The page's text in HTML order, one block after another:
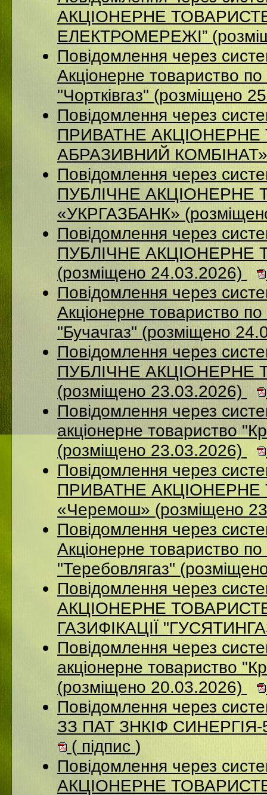
АКЦІОНЕРНЕ
ЕЛЕКТРОМЕРЕЖІ”
Повідомлення через
Акціонерне товариство по
"Чортківгаз" (розміщено
Повідомлення через
ПРИВАТНЕ
АБРАЗИВНИЙ КОМБІНАТ»
Повідомлення через
ПУБЛІЧНЕ
«УКРГАЗБАНК»
Повідомлення через
ПУБЛІЧНЕ
(розміщено 24.03.2026)
Повідомлення через
Акціонерне товариство по
"Бучачгаз" (розміщено
Повідомлення через
ПУБЛІЧНЕ АКЦІОНЕРНЕ
(розміщено 23.03.2026)
Повідомлення через
акцiонерне товариство
(розміщено 23.03.2026)
Повідомлення через
ПРИВАТНЕ АКЦІОНЕРНЕ
«Черемош» (розміщено
Повідомлення через
Акціонерне товариство по
"Теребовлягаз"
Повідомлення через
АКЦІОНЕРНЕ
ГАЗИФІКАЦІЇ
Повідомлення через
акцiонерне товариство
(розміщено 20.03.2026)
Повідомлення через
ЗЗ ПАТ ЗНКІФ СИНЕРГІЯ-
( підпис )
Повідомлення через
АКЦІОНЕРНЕ